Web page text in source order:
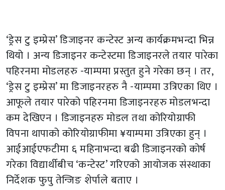
‘ड्रेस टु इम्प्रेस’ डिजाइनर कन्टेस्ट अन्य कार्यक्रमभन्दा भिन्न
थियो । अन्य डिजाइनर कन्टेस्टमा डिजाइनरले तयार पारेका
पहिरनमा मोडलहरु -याम्पमा प्रस्तुत हुने गरेका छन् । तर,
‘ड्रेस टु इम्प्रेस’ मा डिजाइनरहरु नै -याम्पमा उत्रिएका थिए ।
आफूले तयार पारेको पहिरनमा डिजाइनरहरु मोडलभन्दा
कम देखिएन । डिजाइनहरु मोडल तथा कोरियोग्राफी
विपना थापाको कोरियोग्राफीमा ¥याम्पमा उत्रिएका हुन् ।
आईआईएफटीमा ६ महिनाभन्दा बढी डिजाइनरको कोर्ष
गरेका विद्यार्थीबीच ‘कन्टेस्ट’ गरिएको आयोजक संस्थाका
निर्देशक फुपु तेन्जिङ शेर्पाले बताए ।